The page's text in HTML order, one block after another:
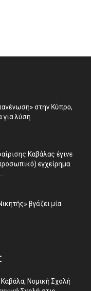
στην Κύπρο,
για λύση...
Καβάλας έγινε
εγχείρημα.
βγάζει μία
Καβάλα, Νομική Σχολή